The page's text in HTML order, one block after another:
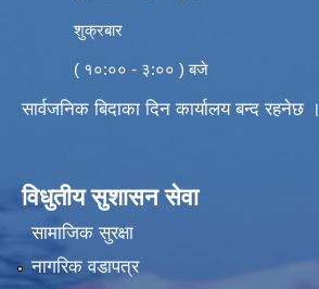
शुक्रबार
( १०:०० - ३:०० ) बजे
सार्वजनिक बिदाका दिन कार्यालय बन्द रहनेछ ।
विधुतीय सुशासन सेवा
सामाजिक सुरक्षा
नागरिक वडापत्र